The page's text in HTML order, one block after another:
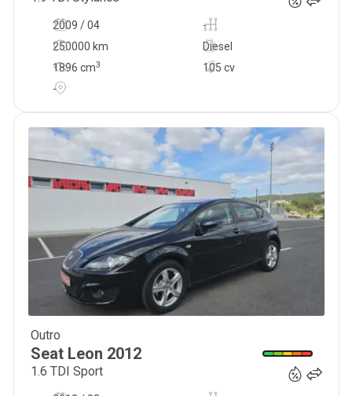
2009 / 04
-
250000 km
105 cv
Diesel
1896 cm3
-
Outro
Seat Leon 2012
1.6 TDI Sport